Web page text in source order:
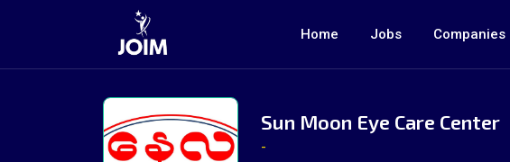
Home Jobs Companies
Sun Moon Eye Care Center
-